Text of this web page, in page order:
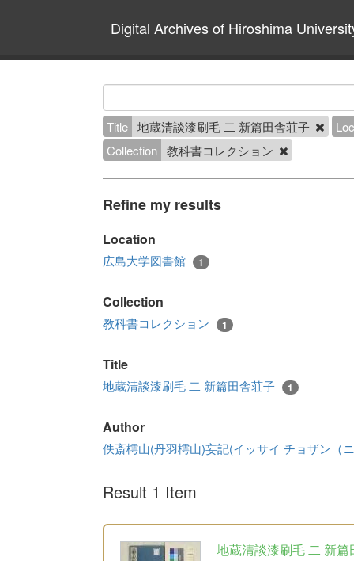
Digital Archives of Hiroshima
Title 地蔵清談漆刷毛 二 新篇田舎荘子
Collection 教科書コレクション
Refine my results
Location
広島大学図書館 1
Collection
教科書コレクション 1
Title
地蔵清談漆刷毛 二 新篇田舎荘子 1
Author
佚斎樗山(丹羽樗山)妄記(イッサイ チョザン（
Result 1 Item
地蔵清談漆刷毛 二 新篇